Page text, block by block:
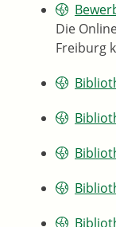
Die
Freiburg